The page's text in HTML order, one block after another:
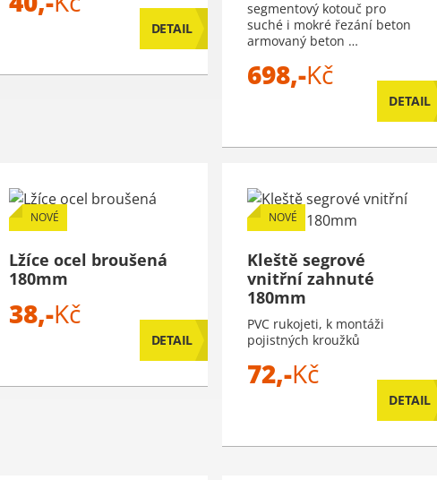
DETAIL
segmentový kotouč pro
suché i mokré řezání beton
armovaný beton …
698,-Kč
DETAIL
NOVÉ
Lžíce ocel broušená
180mm
38,-Kč
DETAIL
NOVÉ
Kleště segrové
vnitřní zahnuté
180mm
PVC rukojeti, k montáži
pojistných kroužků
72,-Kč
DETAIL